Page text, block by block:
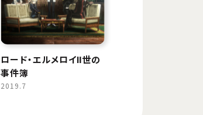
ロード・エルメロイⅡ世の
事件簿
2019.7